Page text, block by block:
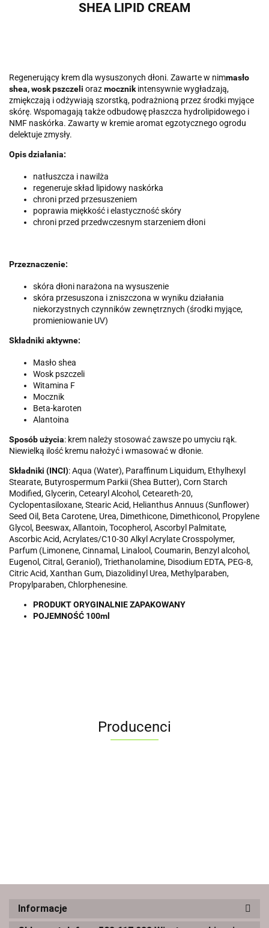
SHEA LIPID CREAM
Regenerujący krem dla wysuszonych dłoni. Zawarte w nimmasło
shea, wosk pszczeli orazmocznik intensywnie wygładzają,
zmiękczają i odżywiają szorstką, podrażnioną przez środki myjące
skórę. Wspomagają także odbudowę płaszcza hydrolipidowego i
NMF naskórka. Zawarty w kremie aromat egzotycznego ogrodu
delektuje zmysły.
Opis działania:
natłuszcza i nawilża
regeneruje skład lipidowy naskórka
chroni przed przesuszeniem
poprawia miękkość i elastyczność skóry
chroni przed przedwczesnym starzeniem dłoni
Przeznaczenie:
skóra dłoni narażona na wysuszenie
skóra przesuszona i zniszczona w wyniku działania
niekorzystnych czynników zewnętrznych (środki myjące,
promieniowanie UV)
Składniki aktywne:
Masło shea
Wosk pszczeli
Witamina F
Mocznik
Beta-karoten
Alantoina
Sposób użycia: krem należy stosować zawsze po umyciu rąk.
Niewielką ilość kremu nałożyć i wmasować w dłonie.
Składniki (INCI): Aqua (Water), Paraffinum Liquidum, Ethylhexyl
Stearate, Butyrospermum Parkii (Shea Butter), Corn Starch
Modified, Glycerin, Cetearyl Alcohol, Ceteareth-20,
Cyclopentasiloxane, Stearic Acid, Helianthus Annuus (Sunflower)
Seed Oil, Beta Carotene, Urea, Dimethicone, Dimethiconol, Propylene
Glycol, Beeswax, Allantoin, Tocopherol, Ascorbyl Palmitate,
Ascorbic Acid, Acrylates/C10-30 Alkyl Acrylate Crosspolymer,
Parfum (Limonene, Cinnamal, Linalool, Coumarin, Benzyl alcohol,
Eugenol, Citral, Geraniol), Triethanolamine, Disodium EDTA, PEG-8,
Citric Acid, Xanthan Gum, Diazolidinyl Urea, Methylparaben,
Propylparaben, Chlorphenesine.
PRODUKT ORYGINALNIE ZAPAKOWANY
POJEMNOŚĆ 100ml
Producenci
Informacje